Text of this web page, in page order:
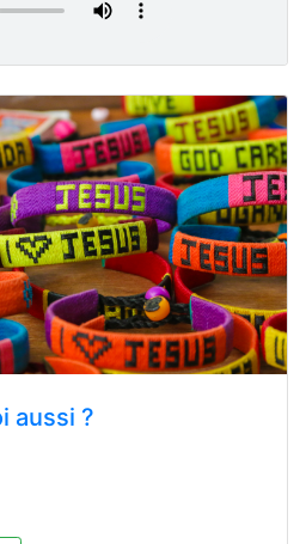
aussi ?